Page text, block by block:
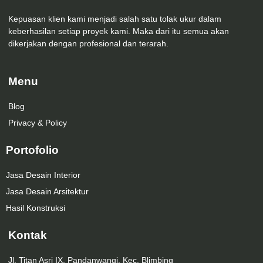
Kepuasan klien kami menjadi salah satu tolak ukur dalam
keberhasilan setiap proyek kami. Maka dari itu semua akan
dikerjakan dengan profesional dan terarah.
Menu
Blog
Privacy & Policy
Portofolio
Jasa Desain Interior
Jasa Desain Arsitektur
Hasil Konstruksi
Kontak
Jl. Titan Asri IX, Pandanwangi, Kec. Blimbing